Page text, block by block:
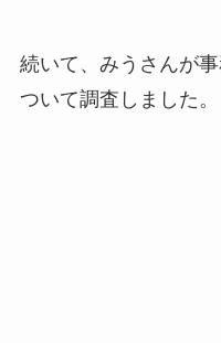
続いて、みうさんが
ついて調査しました。